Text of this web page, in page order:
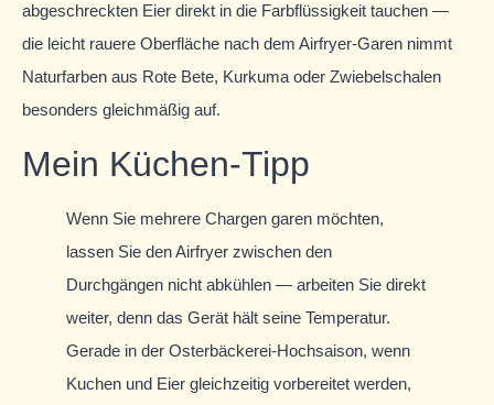
abgeschreckten Eier direkt in die Farbflüssigkeit tauchen —
die leicht rauere Oberfläche nach dem Airfryer-Garen nimmt
Naturfarben aus Rote Bete, Kurkuma oder Zwiebelschalen
besonders gleichmäßig auf.
Mein Küchen-Tipp
Wenn Sie mehrere Chargen garen möchten,
lassen Sie den Airfryer zwischen den
Durchgängen nicht abkühlen — arbeiten Sie direkt
weiter, denn das Gerät hält seine Temperatur.
Gerade in der Osterbäckerei-Hochsaison, wenn
Kuchen und Eier gleichzeitig vorbereitet werden,